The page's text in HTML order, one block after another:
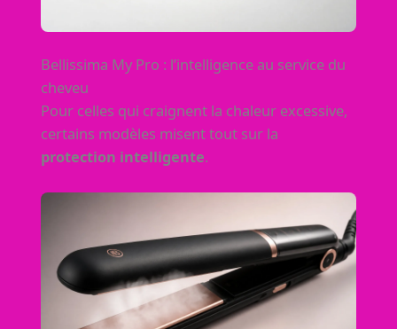
Bellissima My Pro : l’intelligence au service du
cheveu
Pour celles qui craignent la chaleur excessive,
certains modèles misent tout sur la
protection intelligente.